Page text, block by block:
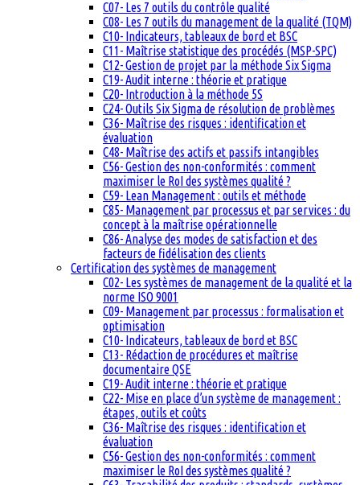
C07- Les 7 outils du contrôle qualité
C08- Les 7 outils du management de la qualité (TQM)
C10- Indicateurs, tableaux de bord et BSC
C11- Maîtrise statistique des procédés (MSP-SPC)
C12- Gestion de projet par la méthode Six Sigma
C19- Audit interne : théorie et pratique
C20- Introduction à la méthode 5S
C24- Outils Six Sigma de résolution de problèmes
C36- Maîtrise des risques : identification et
évaluation
C48- Maîtrise des actifs et passifs intangibles
C56- Gestion des non-conformités : comment
maximiser le RoI des systèmes qualité ?
C59- Lean Management : outils et méthode
C85- Management par processus et par services : du
concept à la maîtrise opérationnelle
C86- Analyse des modes de satisfaction et des
facteurs de fidélisation des clients
Certification des systèmes de management
C02- Les systèmes de management de la qualité et la
norme ISO 9001
C09- Management par processus : formalisation et
optimisation
C10- Indicateurs, tableaux de bord et BSC
C13- Rédaction de procédures et maîtrise
documentaire QSE
C19- Audit interne : théorie et pratique
C22- Mise en place d’un système de management :
étapes, outils et coûts
C36- Maîtrise des risques : identification et
évaluation
C56- Gestion des non-conformités : comment
maximiser le RoI des systèmes qualité ?